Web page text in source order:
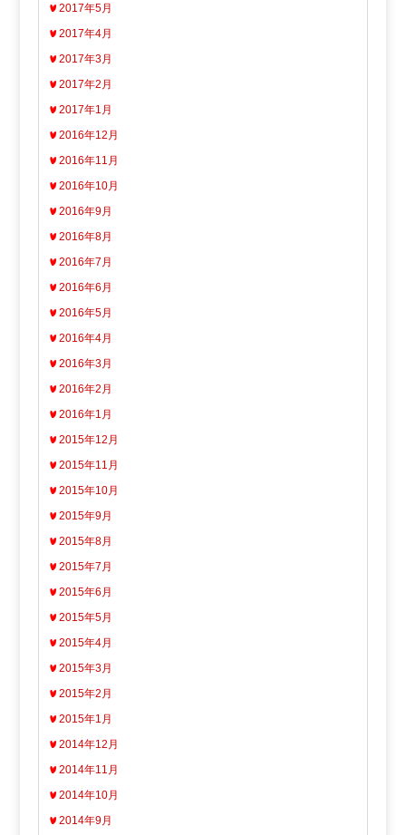
2017年5月
2017年4月
2017年3月
2017年2月
2017年1月
2016年12月
2016年11月
2016年10月
2016年9月
2016年8月
2016年7月
2016年6月
2016年5月
2016年4月
2016年3月
2016年2月
2016年1月
2015年12月
2015年11月
2015年10月
2015年9月
2015年8月
2015年7月
2015年6月
2015年5月
2015年4月
2015年3月
2015年2月
2015年1月
2014年12月
2014年11月
2014年10月
2014年9月